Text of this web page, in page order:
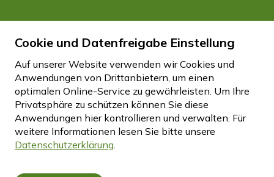
Tel. 034 435 12 80
Natel 079 458 27 20
info
hfhwaldeck.ch
Impressum Datenschutz
Disclaimer
Cookie Einstellungen
created by Internetgalerie AG
Cookie und Datenfreigabe Einstellung
Auf unserer Website verwenden wir Cookies und
Anwendungen von Drittanbietern, um einen
optimalen Online-Service zu gewährleisten. Um Ihre
Privatsphäre zu schützen können Sie diese
Anwendungen hier kontrollieren und verwalten. Für
weitere Informationen lesen Sie bitte unsere
Datenschutzerklärung.